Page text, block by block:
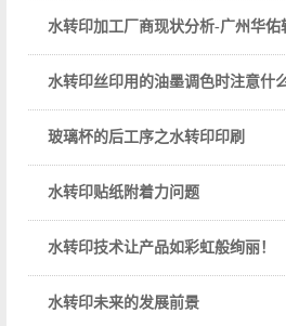
水转印加工厂商现状分析-广州华佑
水转印丝印用的油墨调色时注意什
玻璃杯的后工序之水转印印刷
水转印贴纸附着力问题
水转印技术让产品如彩虹般绚丽！
水转印未来的发展前景